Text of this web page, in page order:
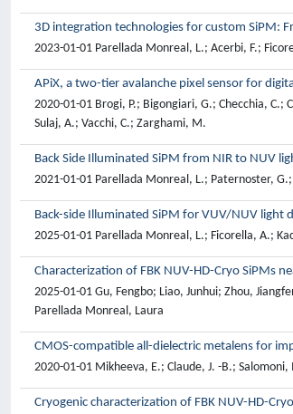
3D integration technologies for custom SiPM:
2023-01-01 Parellada Monreal, L.; Acerbi, F.;
APiX, a two-tier avalanche pixel sensor for
2020-01-01 Brogi, P.; Bigongiari, G.; Checchia, C.;
Sulaj, A.; Vacchi, C.; Zarghami, M.
Back Side Illuminated SiPM from NIR to NUV
2021-01-01 Parellada Monreal, L.; Paternoster,
Back-side Illuminated SiPM for VUV/NUV light
2025-01-01 Parellada Monreal, L.; Ficorella, A.;
Characterization of FBK NUV-HD-Cryo SiPMs
2025-01-01 Gu, Fengbo; Liao, Junhui; Zhou,
Parellada Monreal, Laura
CMOS-compatible all-dielectric metalens for
2020-01-01 Mikheeva, E.; Claude, J. -B.;
Cryogenic characterization of FBK NUV-HD-